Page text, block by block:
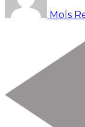
Mols